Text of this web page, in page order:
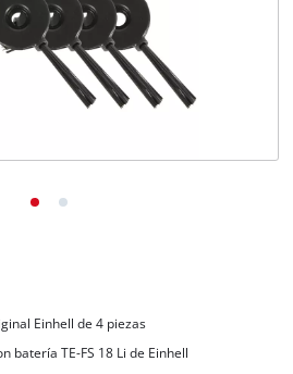
Einhell de 4 piezas
batería TE-FS 18 Li de Einhell